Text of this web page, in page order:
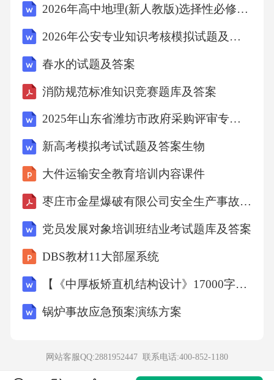
)14.Wheredidthespeakerandthegirlputtheirbooks?
A.Intheirboxes.B.Ontheirscats.C.Intheirbags.
A.Thedriver.B.Thegirl.C.Thespeaker'sfriend.
第二部分阅读理解（共两节，满分40分）
第一节阅读理解（共15小题，每小题2分，满分
阅读下面短文，从每题所给的A、B、C、D四个
选项中选出最佳选项。
2026年高中地理(新人教版)选择性必修一课后习题通关练习试题及答案详解【网校专用】
2026年公安专业知识考核模拟试题及参考答案详解【综合卷】
春水的试题及答案
消防规范标准知识竞赛题库及答案
2025年山东省潍坊市政府采购评审专家测试题库及参考答案
新高考模拟考试试题及答案生物
大件运输安全教育培训内容课件
枣庄市金星爆破有限公司安全生产事故应急预案1
党员发展对象培训班结业考试题库及答案
DBS教材11大部屋系统
【《中厚板矫直机结构设计》17000字（论文）】
锅炉事故应急预案演练方案
网站客服QQ:2881952447 联系电话:400-852-1180